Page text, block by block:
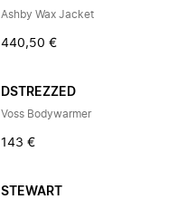
Ashby Wax Jacket
440,50 €
DSTREZZED
Voss Bodywarmer
143 €
STEWART